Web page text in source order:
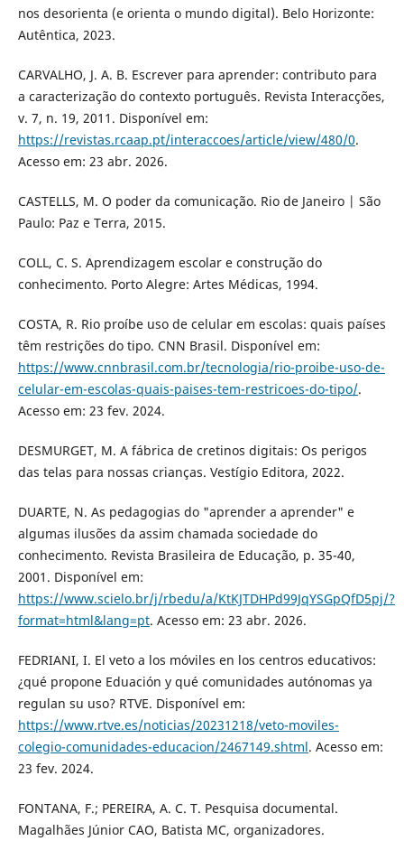
nos desorienta (e orienta o mundo digital). Belo Horizonte:
Autêntica, 2023.
CARVALHO, J. A. B. Escrever para aprender: contributo para
a caracterização do contexto português. Revista Interacções,
v. 7, n. 19, 2011. Disponível em:
https://revistas.rcaap.pt/interaccoes/article/view/480/0.
Acesso em: 23 abr. 2026.
CASTELLS, M. O poder da comunicação. Rio de Janeiro | São
Paulo: Paz e Terra, 2015.
COLL, C. S. Aprendizagem escolar e construção do
conhecimento. Porto Alegre: Artes Médicas, 1994.
COSTA, R. Rio proíbe uso de celular em escolas: quais países
têm restrições do tipo. CNN Brasil. Disponível em:
https://www.cnnbrasil.com.br/tecnologia/rio-proibe-uso-de-
celular-em-escolas-quais-paises-tem-restricoes-do-tipo/.
Acesso em: 23 fev. 2024.
DESMURGET, M. A fábrica de cretinos digitais: Os perigos
das telas para nossas crianças. Vestígio Editora, 2022.
DUARTE, N. As pedagogias do "aprender a aprender" e
algumas ilusões da assim chamada sociedade do
conhecimento. Revista Brasileira de Educação, p. 35-40,
2001. Disponível em:
https://www.scielo.br/j/rbedu/a/KtKJTDHPd99JqYSGpQfD5pj/?
format=html&lang=pt. Acesso em: 23 abr. 2026.
FEDRIANI, I. El veto a los móviles en los centros educativos:
¿qué propone Eduación y qué comunidades autónomas ya
regulan su uso? RTVE. Disponível em:
https://www.rtve.es/noticias/20231218/veto-moviles-
colegio-comunidades-educacion/2467149.shtml. Acesso em:
23 fev. 2024.
FONTANA, F.; PEREIRA, A. C. T. Pesquisa documental.
Magalhães Júnior CAO, Batista MC, organizadores.